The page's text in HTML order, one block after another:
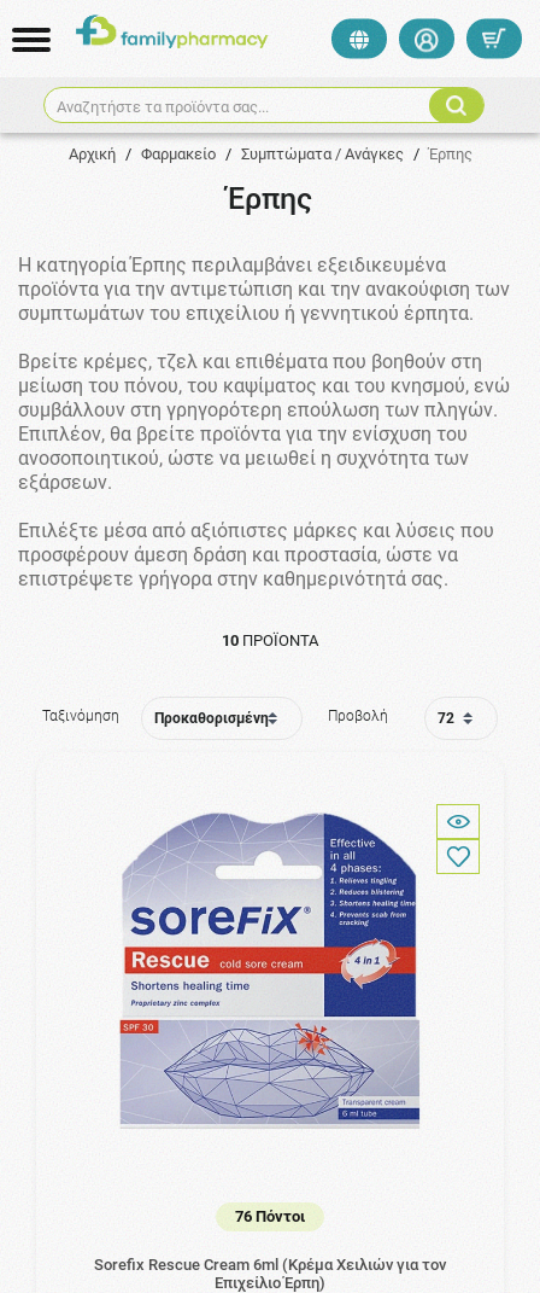
Αναζητήστε τα προϊόντα σας...
Αρχική / Φαρμακείο / Συμπτώματα / Ανάγκες / Έρπης
Έρπης
Η κατηγορία Έρπης περιλαμβάνει εξειδικευμένα
προϊόντα για την αντιμετώπιση και την ανακούφιση των
συμπτωμάτων του επιχείλιου ή γεννητικού έρπητα.
Βρείτε κρέμες, τζελ και επιθέματα που βοηθούν στη
μείωση του πόνου, του καψίματος και του κνησμού, ενώ
συμβάλλουν στη γρηγορότερη επούλωση των πληγών.
Επιπλέον, θα βρείτε προϊόντα για την ενίσχυση του
ανοσοποιητικού, ώστε να μειωθεί η συχνότητα των
εξάρσεων.
Επιλέξτε μέσα από αξιόπιστες μάρκες και λύσεις που
προσφέρουν άμεση δράση και προστασία, ώστε να
επιστρέψετε γρήγορα στην καθημερινότητά σας.
10 ΠΡΟΪΌΝΤΑ
Ταξινόμηση Προβολή
76 Πόντοι
Sorefix Rescue Cream 6ml (Κρέμα Χειλιών για τον
Επιχείλιο Έρπη)